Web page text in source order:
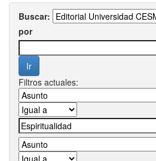
Buscar:
por
Filtros actuales: